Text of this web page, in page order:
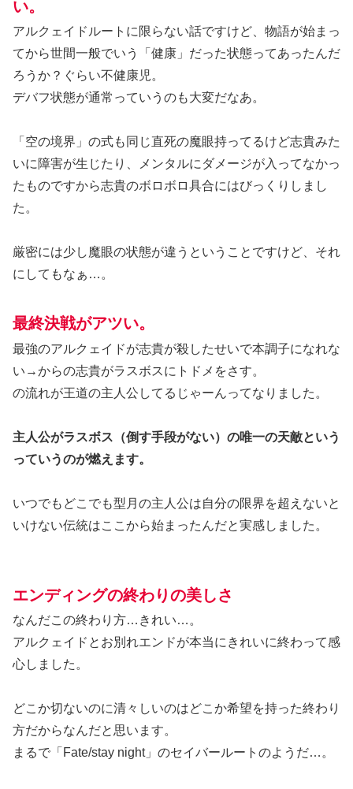
い。
アルクェイドルートに限らない話ですけど、物語が始まっ
てから世間一般でいう「健康」だった状態ってあったんだ
ろうか？ぐらい不健康児。
デバフ状態が通常っていうのも大変だなあ。
「空の境界」の式も同じ直死の魔眼持ってるけど志貴みた
いに障害が生じたり、メンタルにダメージが入ってなかっ
たものですから志貴のボロボロ具合にはびっくりしまし
た。
厳密には少し魔眼の状態が違うということですけど、それ
にしてもなぁ…。
最終決戦がアツい。
最強のアルクェイドが志貴が殺したせいで本調子になれな
い→からの志貴がラスボスにトドメをさす。
の流れが王道の主人公してるじゃーんってなりました。
主人公がラスボス（倒す手段がない）の唯一の天敵という
っていうのが燃えます。
いつでもどこでも型月の主人公は自分の限界を超えないと
いけない伝統はここから始まったんだと実感しました。
エンディングの終わりの美しさ
なんだこの終わり方…きれい…。
アルクェイドとお別れエンドが本当にきれいに終わって感
心しました。
どこか切ないのに清々しいのはどこか希望を持った終わり
方だからなんだと思います。
まるで「Fate/stay night」のセイバールートのようだ…。